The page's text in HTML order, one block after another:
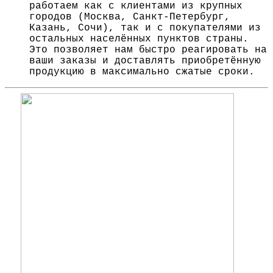
работаем как с клиентами из крупных
городов (Москва, Санкт-Петербург,
Казань, Сочи), так и с покупателями из
остальных населённых пунктов страны.
Это позволяет нам быстро реагировать на
ваши заказы и доставлять приобретённую
продукцию в максимально сжатые сроки.